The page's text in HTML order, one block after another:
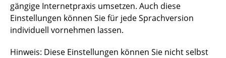
gängige Internetpraxis umsetzen. Auch diese
Einstellungen können Sie für jede Sprachversion
individuell vornehmen lassen.
Hinweis: Diese Einstellungen können Sie nicht selbst